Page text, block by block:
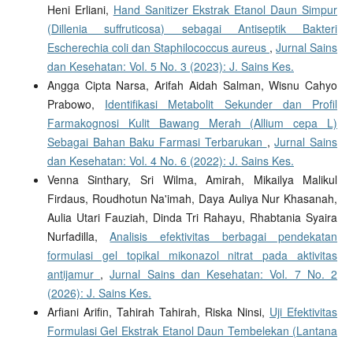
Heni Erliani, Hand Sanitizer Ekstrak Etanol Daun Simpur
(Dillenia suffruticosa) sebagai Antiseptik Bakteri
Escherechia coli dan Staphilococcus aureus ,Jurnal Sains
dan Kesehatan: Vol. 5 No. 3 (2023): J. Sains Kes.
Angga Cipta Narsa, Arifah Aidah Salman, Wisnu Cahyo
Prabowo, Identifikasi Metabolit Sekunder dan Profil
Farmakognosi Kulit Bawang Merah (Allium cepa L)
Sebagai Bahan Baku Farmasi Terbarukan ,Jurnal Sains
dan Kesehatan: Vol. 4 No. 6 (2022): J. Sains Kes.
Venna Sinthary, Sri Wilma, Amirah, Mikailya Malikul
Firdaus, Roudhotun Na'imah, Daya Auliya Nur Khasanah,
Aulia Utari Fauziah, Dinda Tri Rahayu, Rhabtania Syaira
Nurfadilla,Analisis efektivitas berbagai pendekatan
formulasi gel topikal mikonazol nitrat pada aktivitas
antijamur ,Jurnal Sains dan Kesehatan: Vol. 7 No. 2
(2026): J. Sains Kes.
Arfiani Arifin, Tahirah Tahirah, Riska Ninsi, Uji Efektivitas
Formulasi Gel Ekstrak Etanol Daun Tembelekan (Lantana